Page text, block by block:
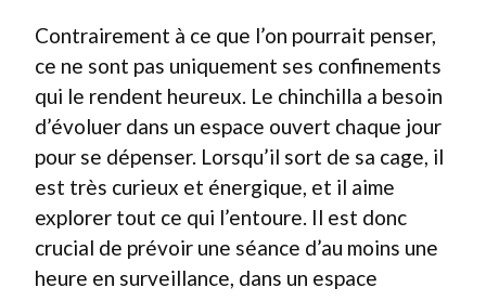
Contrairement à ce que l’on pourrait penser,
ce ne sont pas uniquement ses confinements
qui le rendent heureux. Le chinchilla a besoin
d’évoluer dans un espace ouvert chaque jour
pour se dépenser. Lorsqu’il sort de sa cage, il
est très curieux et énergique, et il aime
explorer tout ce qui l’entoure. Il est donc
crucial de prévoir une séance d’au moins une
heure en surveillance, dans un espace